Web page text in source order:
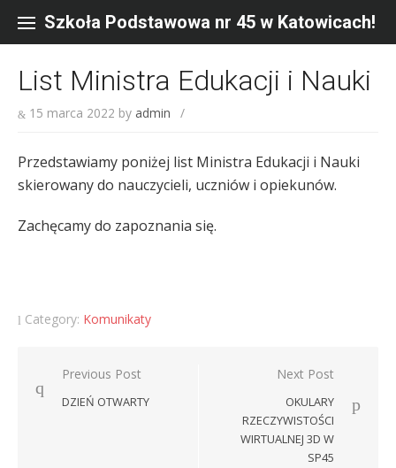
content
Szkoła Podstawowa nr 45 w Katowicach!
List Ministra Edukacji i Nauki
15 marca 2022 by admin /
Przedstawiamy poniżej list Ministra Edukacji i Nauki
skierowany do nauczycieli, uczniów i opiekunów.
Zachęcamy do zapoznania się.
Category: Komunikaty
Nawigacja
wpisu
Previous Post
DZIEŃ OTWARTY
Next Post
OKULARY
RZECZYWISTOŚCI
WIRTUALNEJ 3D W
SP45